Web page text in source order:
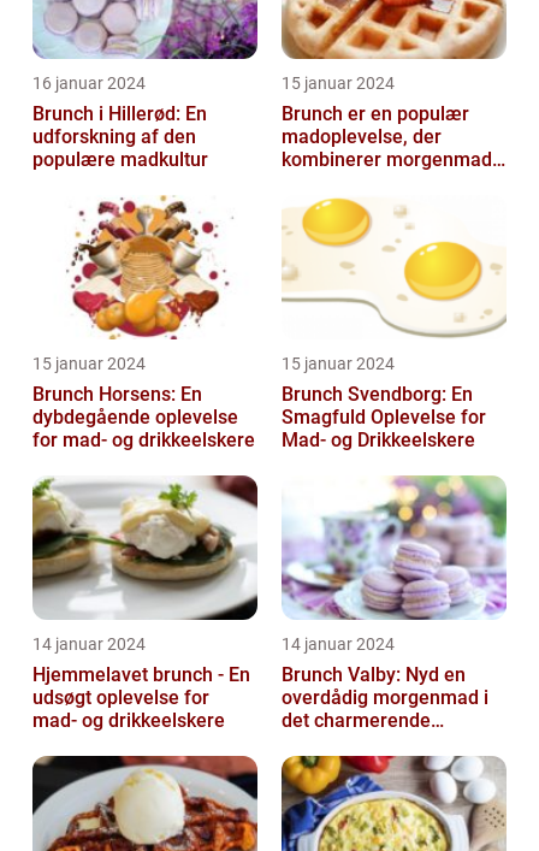
16 januar 2024
Brunch i Hillerød: En
udforskning af den
populære madkultur
15 januar 2024
Brunch er en populær
madoplevelse, der
kombinerer morgenmad
afslappet og hygg...
15 januar 2024
Brunch Horsens: En
dybdegående oplevelse
for mad- og drikkeelskere
15 januar 2024
Brunch Svendborg: En
Smagfuld Oplevelse for
Mad- og Drikkeelskere
14 januar 2024
Hjemmelavet brunch - En
udsøgt oplevelse for
mad- og drikkeelskere
14 januar 2024
Brunch Valby: Nyd en
overdådig morgenmad i
det charmerende